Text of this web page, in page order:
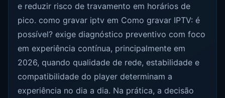
e reduzir risco de travamento em horários de
pico. como gravar iptv em Como gravar IPTV: é
possível? exige diagnóstico preventivo com foco
em experiência contínua, principalmente em
2026, quando qualidade de rede, estabilidade e
compatibilidade do player determinam a
experiência no dia a dia. Na prática, a decisão